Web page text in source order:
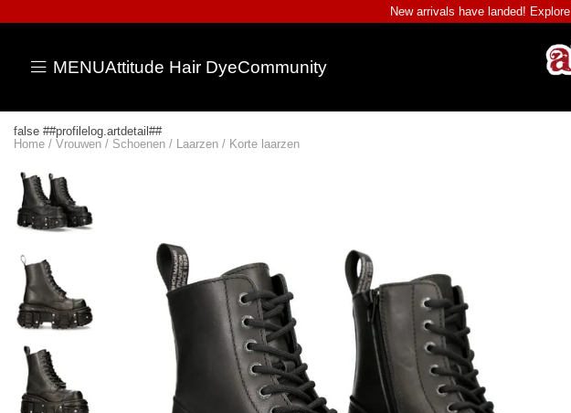
New arrivals have landed! Explore
MENUAttitude Hair DyeCommunity
false ##profilelog.artdetail##
Home / Vrouwen / Schoenen / Laarzen / Korte laarzen